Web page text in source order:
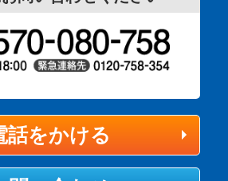
話をかける